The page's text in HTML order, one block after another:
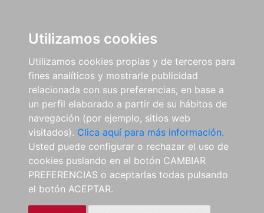
Utilizamos cookies
Utilizamos cookies propias y de terceros para
fines analíticos y mostrarle publicidad
relacionada con sus preferencias, en base a
un perfil elaborado a partir de su hábitos de
navegación (por ejemplo, sitios web
visitados). Clica aquí para más información.
Usted puede configurar o rechazar el uso de
cookies puslando en el botón CAMBIAR
PREFERENCIAS o aceptarlas todas pulsando
el botón ACEPTAR.